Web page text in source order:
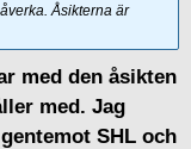
Åsikterna är
med den åsikten
med. Jag
SHL och